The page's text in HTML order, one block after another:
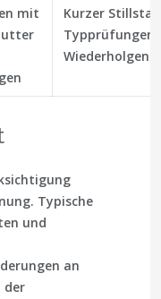
mit
Kurzer
Typprüfungen,
Typische
und
an
der